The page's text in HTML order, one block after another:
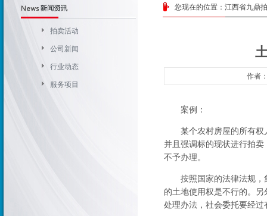
拍卖活动
公司新闻
行业动态
服务项目
您现在的位置： 江西省九鼎
作者
案例：
某个农村房屋的所有权人
并且强调标的现状进行拍
不予办理。
按照国家的法律法规，集
的土地使用权是不行的。
处理办法，社会委托要经过